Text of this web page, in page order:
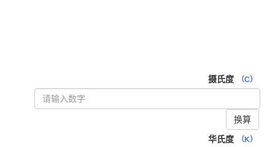
摄氏度 （C）
换算
华氏度
（K）